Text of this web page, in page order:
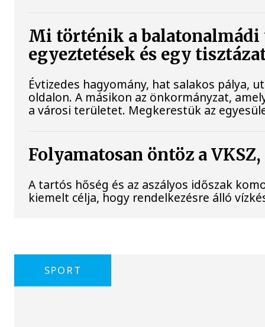
Mi történik a
egyeztetések és egy
Évtizedes hagyomány, hat salakos pálya,
oldalon. A másikon az önkormányzat,
a városi területet. Megkerestük az
Folyamatosan öntöz a
A tartós hőség és az aszályos időszak
kiemelt célja, hogy rendelkezésre álló
SPORT